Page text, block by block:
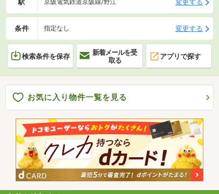
駅 京阪電気鉄道京阪線/野江 変更する
条件 指定なし 変更する
検索条件を保存
新着メールを受
取る
アプリで探す
お気に入り物件一覧を見る